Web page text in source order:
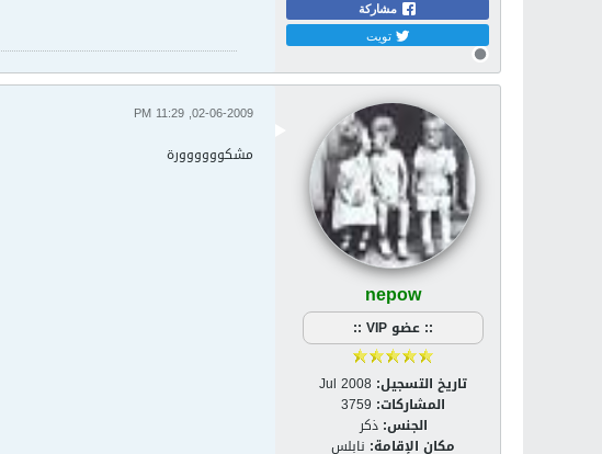
مشاركة
تويت
nepow
:: عضو VIP ::
تاريخ التسجيل: Jul 2008
المشاركات: 3759
الجنس: ذكر
مكان الإقامة: نابلس
02-06-2009, 11:29 PM
مشكوووووورة